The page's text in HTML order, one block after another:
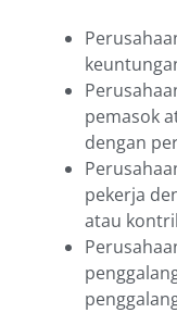
pemasok
dengan
pekerja
atau